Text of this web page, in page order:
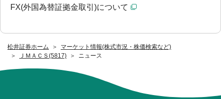
松井証券ホーム
マーケット情報(株式市況・株価検索など)
ＪＭＡＣＳ(5817)
ニュース
FX(外国為替証拠金取引)について